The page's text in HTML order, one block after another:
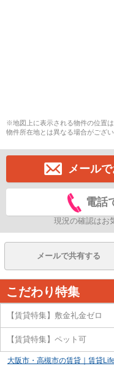
※地図上に表示される物件の位置
物件所在地とは異なる場合がござい
メール
電話
現況の確認はお
メールで共有する
こだわり特集
【賃貸特集】敷金礼金ゼロ
【賃貸特集】ペット可
大阪市・高槻市の賃貸｜賃貸Life